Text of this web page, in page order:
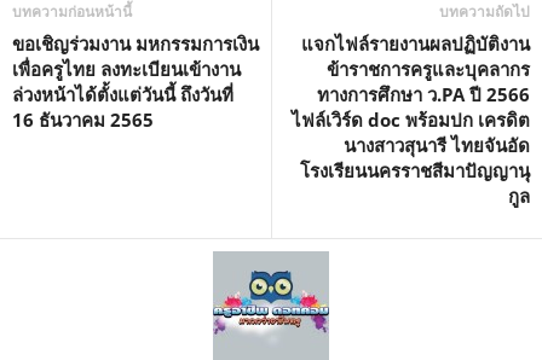
บทความก่อนหน้านี้
ขอเชิญร่วมงาน มหกรรมการเงิน
เพื่อครูไทย ลงทะเบียนเข้างาน
ล่วงหน้าได้ตั้งแต่วันนี้ ถึงวันที่
16 ธันวาคม 2565
บทความถัดไป
แจกไฟล์รายงานผลปฏิบัติงาน
ข้าราชการครูและบุคลากร
ทางการศึกษา ว.PA ปี 2566
ไฟล์เวิร์ด doc พร้อมปก เครดิต
นางสาวสุนารี ไทยจันอัด
โรงเรียนนครราชสีมาปัญญานุ
กูล